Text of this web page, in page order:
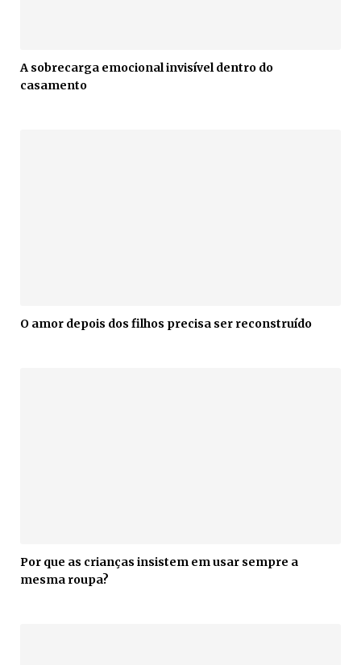
A sobrecarga emocional invisível dentro do
casamento
O amor depois dos filhos precisa ser reconstruído
Por que as crianças insistem em usar sempre a
mesma roupa?